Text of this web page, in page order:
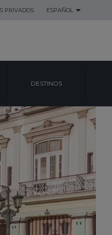
PRIVADOS ESPAÑOL
DESTINOS